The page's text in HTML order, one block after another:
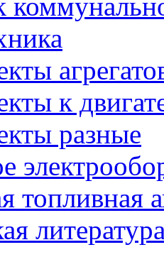
к
разные
топливная